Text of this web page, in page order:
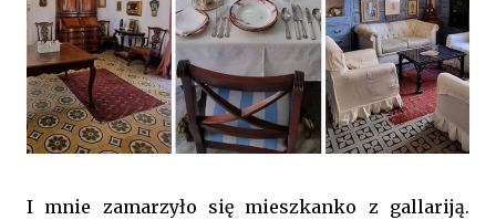
I mnie zamarzyło się mieszkanko z gallariją.